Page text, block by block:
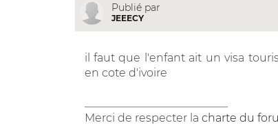
Publié par
JEEECY
il faut que l'enfant ait un visa
en cote d'ivoire
Merci de respecter la charte du